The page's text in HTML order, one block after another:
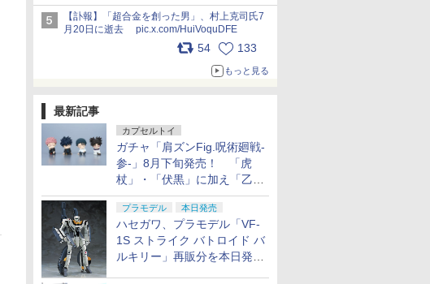
【訃報】「超合金を創った男」、村上克司氏7
月20日に逝去 pic.x.com/HuiVoquDFE
54 133
もっと見る
最新記事
カプセルトイ
ガチャ「肩ズンFig.呪術廻戦-
参-」8月下旬発売！ 「虎
杖」・「伏黒」に加え「乙
骨」・「脹相」がラインナッ
プ
プラモデル 本日発売
ハセガワ、プラモデル「VF-
1S ストライク バトロイド バ
ルキリー」再販分を本日発